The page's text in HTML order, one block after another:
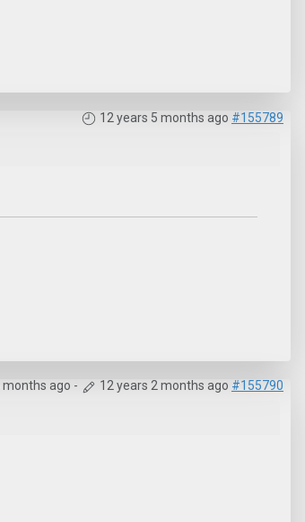
12 years 5 months ago #155789
months ago - 12 years 2 months ago #155790